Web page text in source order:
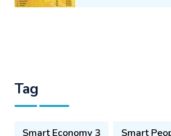
Tag
Smart Economy 3 Smart